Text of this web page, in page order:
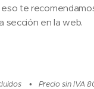
te
sección en la web.
Precio sin IVA